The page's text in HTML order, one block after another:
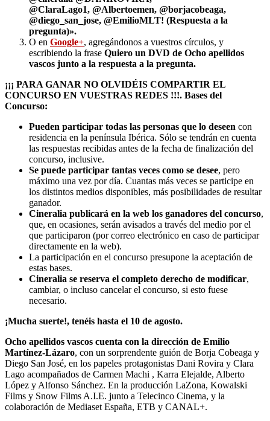
@ClaraLago1, @Albertoemen, @borjacobeaga,
@diego_san_jose, @EmilioMLT! (Respuesta a la
pregunta)».
O en Google+, agregándonos a vuestros círculos, y
escribiendo la frase Quiero un DVD de Ocho apellidos
vascos junto a la respuesta a la pregunta.
¡¡¡ PARA GANAR NO OLVIDÉIS COMPARTIR EL
CONCURSO EN VUESTRAS REDES !!!. Bases del
Concurso:
Pueden participar todas las personas que lo deseen con
residencia en la península Ibérica. Sólo se tendrán en cuenta
las respuestas recibidas antes de la fecha de finalización del
concurso, inclusive.
Se puede participar tantas veces como se desee, pero
máximo una vez por día. Cuantas más veces se participe en
los distintos medios disponibles, más posibilidades de resultar
ganador.
Cineralia publicará en la web los ganadores del concurso,
que, en ocasiones, serán avisados a través del medio por el
que participaron (por correo electrónico en caso de participar
directamente en la web).
La participación en el concurso presupone la aceptación de
estas bases.
Cineralia se reserva el completo derecho de modificar,
cambiar, o incluso cancelar el concurso, si esto fuese
necesario.
¡Mucha suerte!, tenéis hasta el 10 de agosto.
Ocho apellidos vascos cuenta con la dirección de Emilio
Martínez-Lázaro, con un sorprendente guión de Borja Cobeaga y
Diego San José, en los papeles protagonistas Dani Rovira y Clara
Lago acompañados de Carmen Machi , Karra Elejalde, Alberto
López y Alfonso Sánchez. En la producción LaZona, Kowalski
Films y Snow Films A.I.E. junto a Telecinco Cinema, y la
colaboración de Mediaset España, ETB y CANAL+.